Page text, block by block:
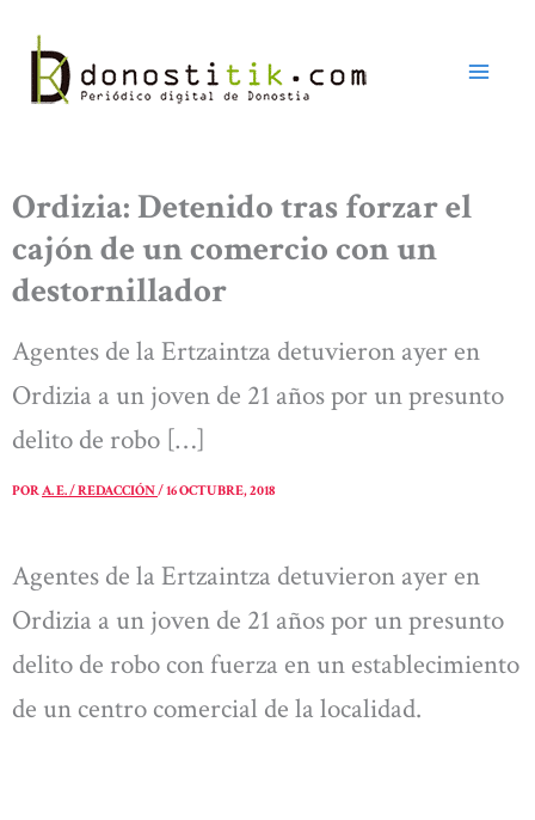
contenido
Ordizia: Detenido tras forzar el
cajón de un comercio con un
destornillador
Agentes de la Ertzaintza detuvieron ayer en
Ordizia a un joven de 21 años por un presunto
delito de robo […]
PORA. E. / REDACCIÓN/16 OCTUBRE, 2018
Agentes de la Ertzaintza detuvieron ayer en
Ordizia a un joven de 21 años por un presunto
delito de robo con fuerza en un establecimiento
de un centro comercial de la localidad.